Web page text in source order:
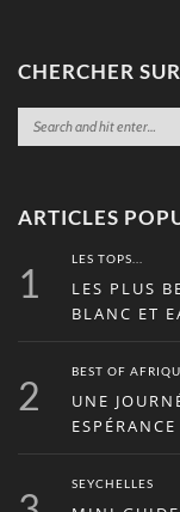
CHERCHER
ARTICLES
1
LES TOPS...
LES PLUS
BLANC ET
2
BEST OF
UNE
SEYCHELLES